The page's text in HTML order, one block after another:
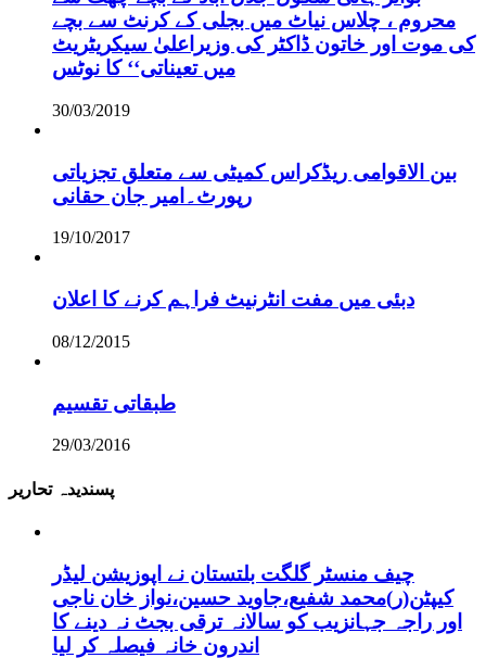
محروم ، چلاس نیاٹ میں بجلی کے کرنٹ سے بچے
کی موت اور خاتون ڈاکٹر کی وزیراعلیٰ سیکریٹریٹ
میں تعیناتی‘‘ کا نوٹس
30/03/2019
بین الاقوامی ریڈکراس کمیٹی سے متعلق تجزیاتی
رپورٹ۔امیر جان حقانی
19/10/2017
دبئی میں مفت انٹرنیٹ فراہم کرنے کا اعلان
08/12/2015
طبقاتی تقسیم
29/03/2016
پسندیدہ تحاریر
چیف منسٹر گلگت بلتستان نے اپوزیشن لیڈر
کیپٹن(ر)محمد شفیع،جاوید حسین،نواز خان ناجی
اور راجہ جہانزیب کو سالانہ ترقی بجٹ نہ دینے کا
اندرون خانہ فیصلہ کر لیا